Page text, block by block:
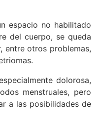
espacio no habilitado
del cuerpo, se queda
entre otros problemas,
dolorosa,
menstruales, pero
a las posibilidades de